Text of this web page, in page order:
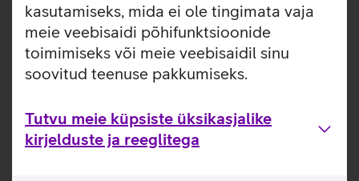
kasutamiseks, mida ei ole tingimata vaja
meie veebisaidi põhifunktsioonide
toimimiseks või meie veebisaidil sinu
soovitud teenuse pakkumiseks.
Tutvu meie küpsiste üksikasjalike
kirjelduste ja reeglitega
Sõlmi lepingud